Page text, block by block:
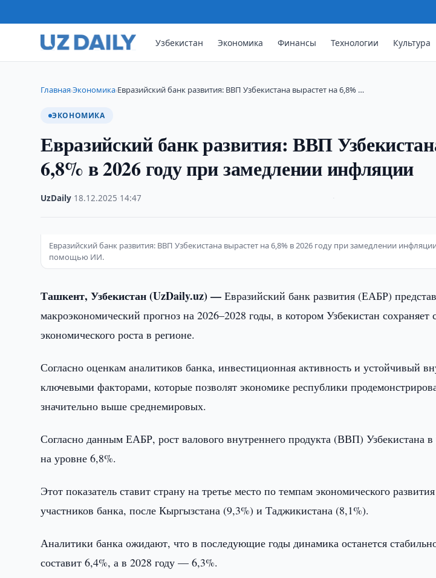
Узбекистан Экономика Финансы Технологии Культура
Главная›Экономика›Евразийский банк развития: ВВП Узбекистана вырастет на 6,8% …
ЭКОНОМИКА
Евразийский банк развития: ВВП
6,8% в 2026 году при замедлении инфляции
UzDaily 18.12.2025 14:47
Евразийский банк развития: ВВП Узбекистана вырастет на 6,8% в 2026 году при замедлении
помощью ИИ.
Ташкент, Узбекистан (UzDaily.uz) —Евразийский банк развития (ЕАБР)
макроэкономический прогноз на 2026–2028 годы, в котором Узбекистан сохраняет
экономического роста в регионе.
Согласно оценкам аналитиков банка, инвестиционная активность и устойчивый
ключевыми факторами, которые позволят экономике республики
значительно выше среднемировых.
​Согласно данным ЕАБР, рост валового внутреннего продукта (ВВП) Узбекистана в
на уровне 6,8%.
Этот показатель ставит страну на третье место по темпам экономического
участников банка, после Кыргызстана (9,3%) и Таджикистана (8,1%).
Аналитики банка ожидают, что в последующие годы динамика останется
составит 6,4%, а в 2028 году — 6,3%.